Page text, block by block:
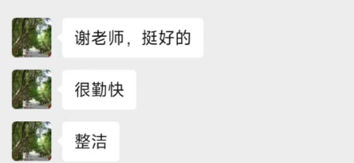
广州管家服务，宠物护理、简洁房间、讲白话
2026-07-03 14:46:24
【联系方式】：若您也有管家需求，可拨打天河服务家政中心查询